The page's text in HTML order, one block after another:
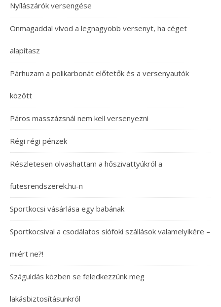
Nyílászárók versengése
Önmagaddal vívod a legnagyobb versenyt, ha céget
alapítasz
Párhuzam a polikarbonát előtetők és a versenyautók
között
Páros masszázsnál nem kell versenyezni
Régi régi pénzek
Részletesen olvashattam a hőszivattyúkról a
futesrendszerek.hu-n
Sportkocsi vásárlása egy babának
Sportkocsival a csodálatos siófoki szállások valamelyikére –
miért ne?!
Száguldás közben se feledkezzünk meg
lakásbiztosításunkról